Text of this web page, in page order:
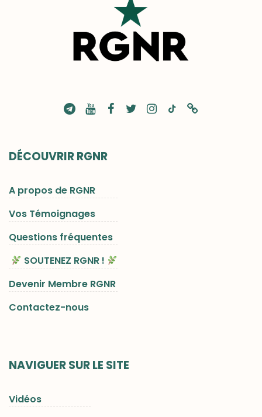
DÉCOUVRIR RGNR
A propos de RGNR
Vos Témoignages
Questions fréquentes
SOUTENEZ RGNR !
Devenir Membre RGNR
Contactez-nous
NAVIGUER SUR LE SITE
Vidéos